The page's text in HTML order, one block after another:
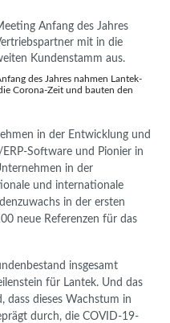
des Jahres nahmen Lantek-
Corona-Zeit und bauten den
in der Entwicklung und
Software und Pionier in
in der
und internationale
in der ersten
neue Referenzen für das
insgesamt
für Lantek. Und das
dass dieses Wachstum in
durch, die COVID-19-